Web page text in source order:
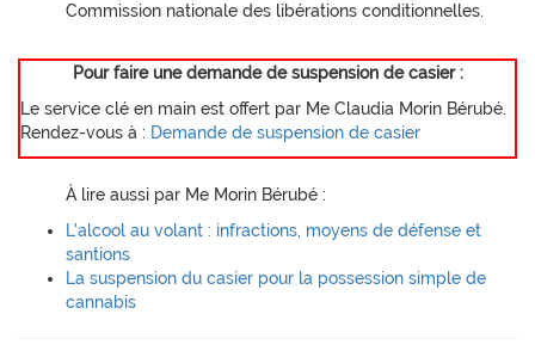
Commission nationale des libérations conditionnelles.
Pour faire une demande de suspension de casier :
Le service clé en main est offert par Me Claudia Morin Bérubé.
Rendez-vous à : Demande de suspension de casier
À lire aussi par Me Morin Bérubé :
L'alcool au volant : infractions, moyens de défense et
santions
La suspension du casier pour la possession simple de
cannabis